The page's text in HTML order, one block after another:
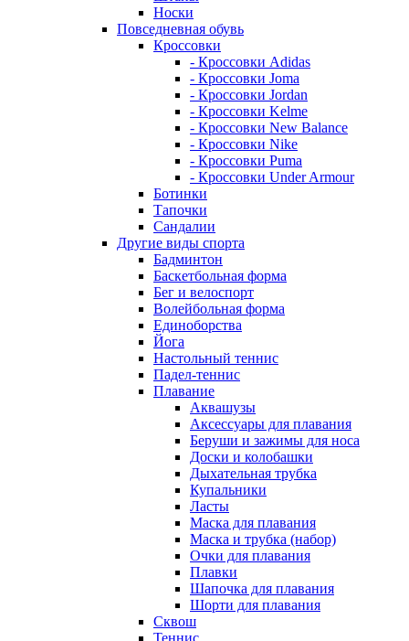
Носки
Повседневная обувь
Кроссовки
- Кроссовки Adidas
- Кроссовки Joma
- Кроссовки Jordan
- Кроссовки Kelme
- Кроссовки New Balance
- Кроссовки Nike
- Кроссовки Puma
- Кроссовки Under Armour
Ботинки
Тапочки
Сандалии
Другие виды спорта
Бадминтон
Баскетбольная форма
Бег и велоспорт
Волейбольная форма
Единоборства
Йога
Настольный теннис
Падел-теннис
Плавание
Аквашузы
Аксессуары для плавания
Беруши и зажимы для носа
Доски и колобашки
Дыхательная трубка
Купальники
Ласты
Маска для плавания
Маска и трубка (набор)
Очки для плавания
Плавки
Шапочка для плавания
Шорти для плавания
Сквош
Теннис